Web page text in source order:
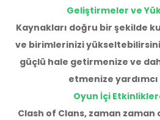
Geliştirmeler ve
Kaynakları doğru bir şekilde
ve birimlerinizi
güçlü hale getirmenize ve
etmenize
Oyun İçi
Clash of Clans, zaman